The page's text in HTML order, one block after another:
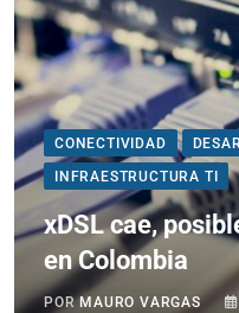
CONECTIVIDAD
INFRAESTRUCTURA TI
xDSL cae,
en Colombia
PORMAURO VARGAS